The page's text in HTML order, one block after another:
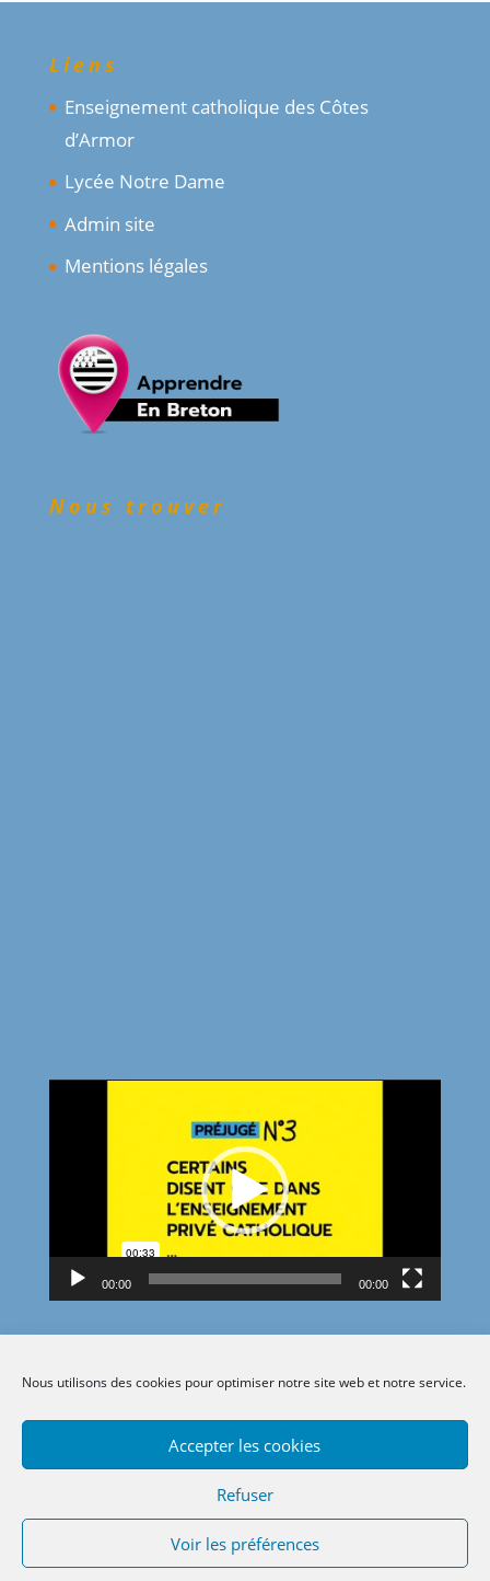
Nous utilisons des cookies pour optimiser notre site web et notre service.
Accepter les cookies
Refuser
Voir les préférences
Liens
Enseignement catholique des Côtes
d’Armor
Lycée Notre Dame
Admin site
Mentions légales
Nous trouver
00:00 00:00